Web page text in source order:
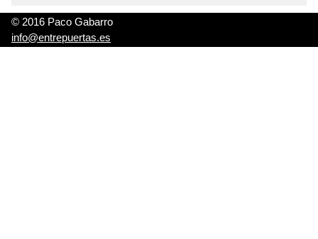
© 2016 Paco Gabarro
info@entrepuertas.es